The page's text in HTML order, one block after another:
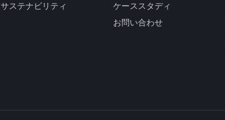
サステナビリティ
ケーススタディ
お問い合わせ